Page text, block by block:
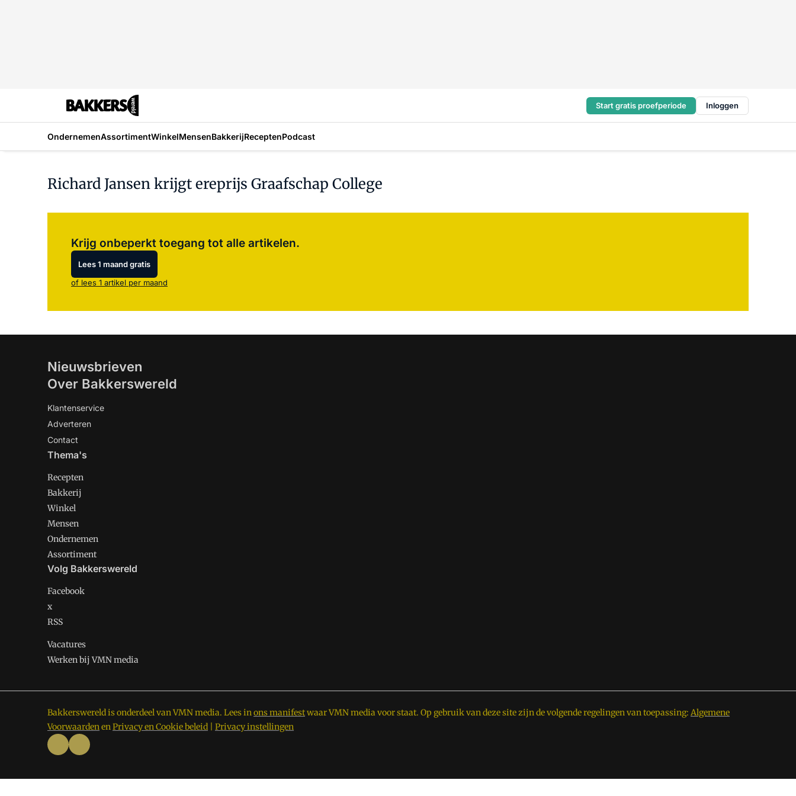
Start gratis proefperiode Inloggen
OndernemenAssortimentWinkelMensenBakkerijReceptenPodcast
Richard Jansen krijgt ereprijs Graafschap College
Krijg onbeperkt toegang tot alle artikelen.
Lees 1 maand gratis
of lees 1 artikel per maand
Nieuwsbrieven
Over Bakkerswereld
Klantenservice
Adverteren
Contact
Thema's
Recepten
Bakkerij
Winkel
Mensen
Ondernemen
Assortiment
Volg Bakkerswereld
Facebook
x
RSS
Vacatures
Werken bij VMN media
Bakkerswereld is onderdeel van VMN media. Lees inons manifestwaar VMN media voor staat. Op gebruik van deze site zijn de volgende regelingen van toepassing: Algemene
VoorwaardenenPrivacy en Cookie beleid Privacy instellingen